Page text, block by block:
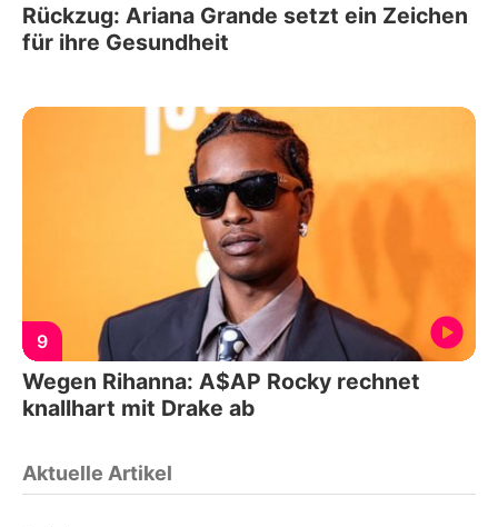
Rückzug: Ariana Grande setzt ein Zeichen
für ihre Gesundheit
9
Wegen Rihanna: A$AP Rocky rechnet
knallhart mit Drake ab
Aktuelle Artikel